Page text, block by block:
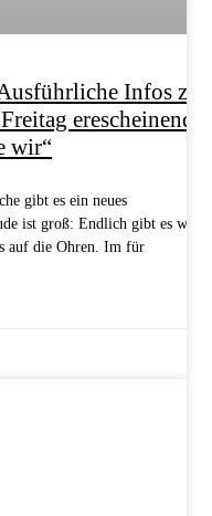
Infos zu
wir“
gibt es ein neues
ist groß: Endlich gibt es
auf die Ohren. Im für